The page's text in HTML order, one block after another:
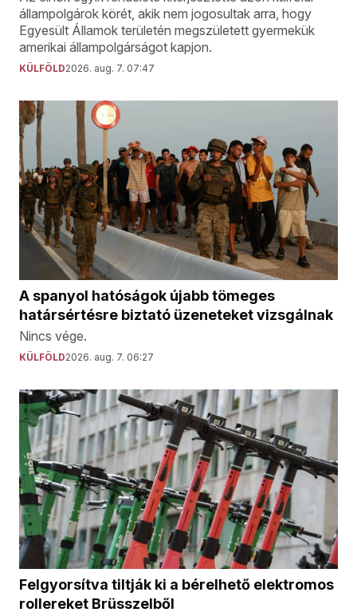
állampolgárok körét, akik nem jogosultak arra, hogy
Egyesült Államok területén megszületett gyermekük
amerikai állampolgárságot kapjon.
KÜLFÖLD2026. aug. 7. 07:47
A spanyol hatóságok újabb tömeges
határsértésre biztató üzeneteket vizsgálnak
Nincs vége.
KÜLFÖLD2026. aug. 7. 06:27
Felgyorsítva tiltják ki a bérelhető elektromos
rollereket Brüsszelből